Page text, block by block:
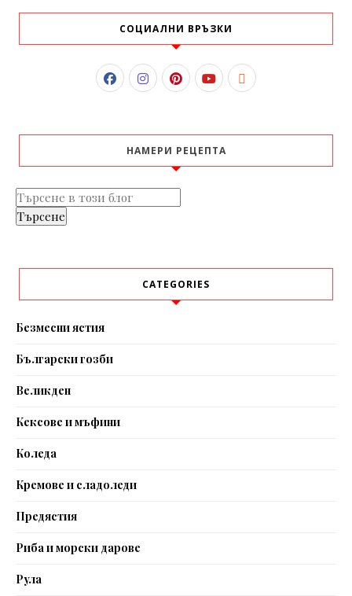
СОЦИАЛНИ ВРЪЗКИ
НАМЕРИ РЕЦЕПТА
CATEGORIES
Безмесни ястия
Български гозби
Великден
Кексове и мъфини
Коледа
Кремове и сладоледи
Предястия
Риба и морски дарове
Рула